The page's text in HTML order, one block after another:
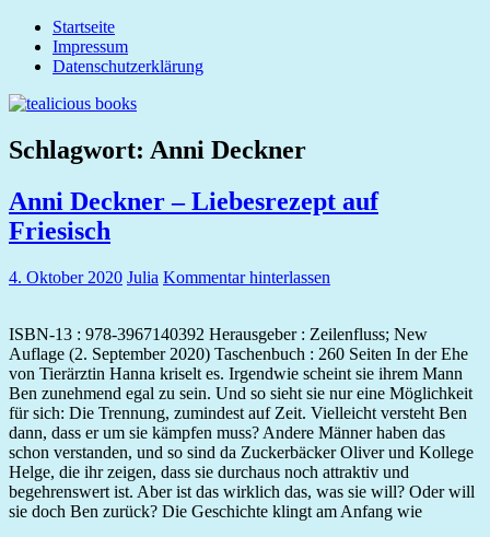
Zum
Inhalt
springen
tealicious
books
Startseite
Impressum
Datenschutzerklärung
Schlagwort: Anni Deckner
Anni Deckner – Liebesrezept auf
Friesisch
4. Oktober 2020 Julia Kommentar hinterlassen
ISBN-13 : 978-3967140392 Herausgeber : Zeilenfluss; New
Auflage (2. September 2020) Taschenbuch : 260 Seiten In der Ehe
von Tierärztin Hanna kriselt es. Irgendwie scheint sie ihrem Mann
Ben zunehmend egal zu sein. Und so sieht sie nur eine Möglichkeit
für sich: Die Trennung, zumindest auf Zeit. Vielleicht versteht Ben
dann, dass er um sie kämpfen muss? Andere Männer haben das
schon verstanden, und so sind da Zuckerbäcker Oliver und Kollege
Helge, die ihr zeigen, dass sie durchaus noch attraktiv und
begehrenswert ist. Aber ist das wirklich das, was sie will? Oder will
sie doch Ben zurück? Die Geschichte klingt am Anfang wie